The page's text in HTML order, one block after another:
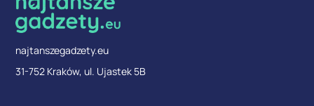
najtanszegadzety.eu
31-752 Kraków, ul. Ujastek 5B